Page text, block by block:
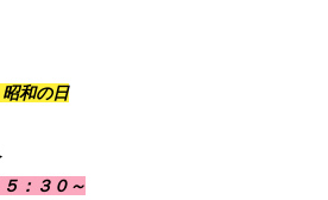
和の日
：３０～